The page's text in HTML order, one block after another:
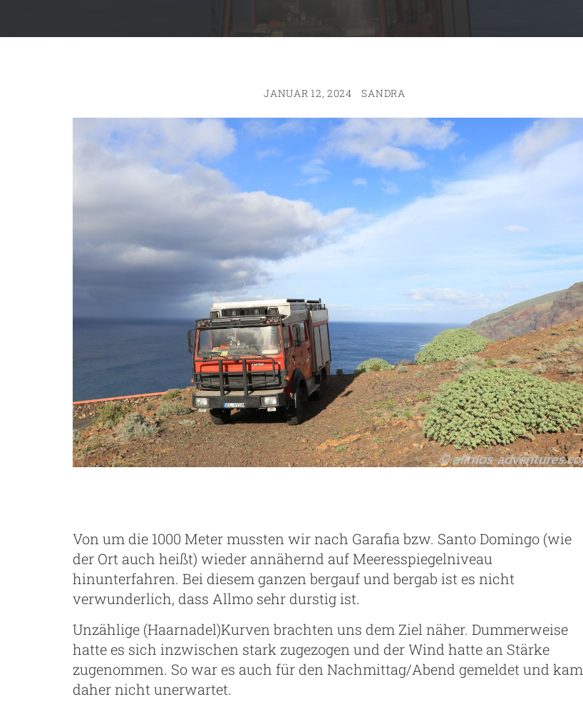
JANUAR 12, 2024 SANDRA
Von um die 1000 Meter mussten wir nach Garafia bzw. Santo Domingo (wie
der Ort auch heißt) wieder annähernd auf Meeresspiegelniveau
hinunterfahren. Bei diesem ganzen bergauf und bergab ist es nicht
verwunderlich, dass Allmo sehr durstig ist.
Unzählige (Haarnadel)Kurven brachten uns dem Ziel näher. Dummerweise
hatte es sich inzwischen stark zugezogen und der Wind hatte an Stärke
zugenommen. So war es auch für den Nachmittag/Abend gemeldet und kam
daher nicht unerwartet.